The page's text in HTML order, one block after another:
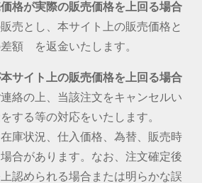
格が実際の販売価格を上回る場合
売とし、本サイト上の販売価格と
額 を返金いたします。
サイト上の販売価格を上回る場合
絡の上、当該注文をキャンセルい
する等の対応をいたします。
庫状況、仕入価格、為替、販売時
合があります。なお、注文確定後
認められる場合または明らかな誤